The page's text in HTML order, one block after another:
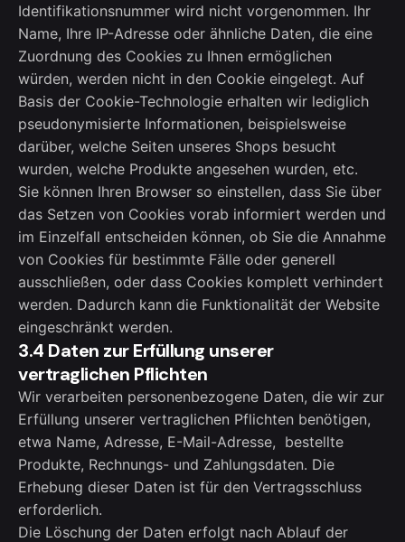
Identifikationsnummer wird nicht vorgenommen. Ihr
Name, Ihre IP-Adresse oder ähnliche Daten, die eine
Zuordnung des Cookies zu Ihnen ermöglichen
würden, werden nicht in den Cookie eingelegt. Auf
Basis der Cookie-Technologie erhalten wir lediglich
pseudonymisierte Informationen, beispielsweise
darüber, welche Seiten unseres Shops besucht
wurden, welche Produkte angesehen wurden, etc.
Sie können Ihren Browser so einstellen, dass Sie über
das Setzen von Cookies vorab informiert werden und
im Einzelfall entscheiden können, ob Sie die Annahme
von Cookies für bestimmte Fälle oder generell
ausschließen, oder dass Cookies komplett verhindert
werden. Dadurch kann die Funktionalität der Website
eingeschränkt werden.
3.4 Daten zur Erfüllung unserer
vertraglichen Pflichten
Wir verarbeiten personenbezogene Daten, die wir zur
Erfüllung unserer vertraglichen Pflichten benötigen,
etwa Name, Adresse, E-Mail-Adresse, bestellte
Produkte, Rechnungs- und Zahlungsdaten. Die
Erhebung dieser Daten ist für den Vertragsschluss
erforderlich.
Die Löschung der Daten erfolgt nach Ablauf der